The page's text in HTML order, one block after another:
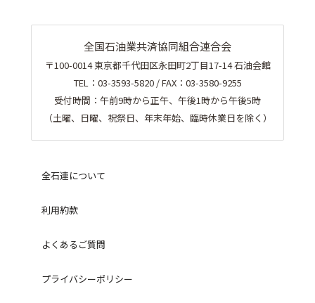
全国石油業共済協同組合連合会
〒100-0014 東京都千代田区永田町2丁目17-14 石油会館
TEL：03-3593-5820 / FAX：03-3580-9255
受付時間：午前9時から正午、午後1時から午後5時
（土曜、日曜、祝祭日、年末年始、臨時休業日を除く）
全石連について
利用約款
よくあるご質問
プライバシーポリシー